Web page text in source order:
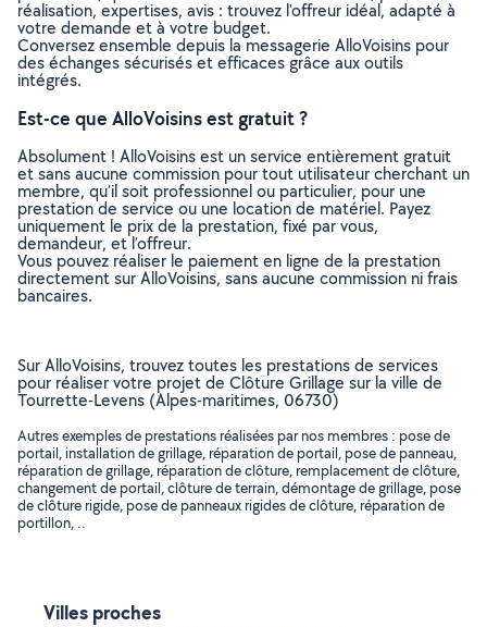
réalisation, expertises, avis : trouvez l'offreur idéal, adapté à
votre demande et à votre budget.
Conversez ensemble depuis la messagerie AlloVoisins pour
des échanges sécurisés et efficaces grâce aux outils
intégrés.
Est-ce que AlloVoisins est gratuit ?
Absolument ! AlloVoisins est un service entièrement gratuit
et sans aucune commission pour tout utilisateur cherchant un
membre, qu’il soit professionnel ou particulier, pour une
prestation de service ou une location de matériel. Payez
uniquement le prix de la prestation, fixé par vous,
demandeur, et l’offreur.
Vous pouvez réaliser le paiement en ligne de la prestation
directement sur AlloVoisins, sans aucune commission ni frais
bancaires.
Sur AlloVoisins, trouvez toutes les prestations de services
pour réaliser votre projet de Clôture Grillage sur la ville de
Tourrette-Levens (Alpes-maritimes, 06730)
Autres exemples de prestations réalisées par nos membres : pose de
portail, installation de grillage, réparation de portail, pose de panneau,
réparation de grillage, réparation de clôture, remplacement de clôture,
changement de portail, clôture de terrain, démontage de grillage, pose
de clôture rigide, pose de panneaux rigides de clôture, réparation de
portillon, ..
Villes proches